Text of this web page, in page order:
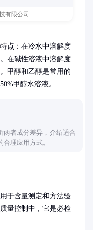
有限公司
点：在冷水中溶解度
在碱性溶液中溶解度
甲醇和乙醇是常用的
甲醇水溶液。
两者成分差异，介绍适合
理应用方式。
于含量测定和方法验
量控制中，它是必检